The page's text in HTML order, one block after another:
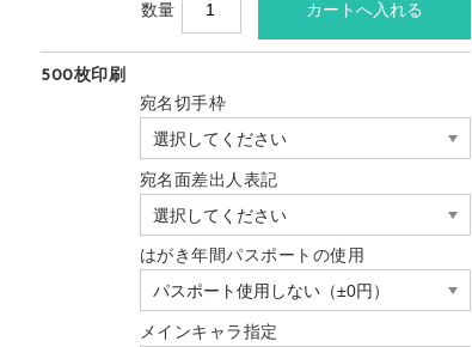
数量
500枚印刷
宛名切手枠
宛名面差出人表記
はがき年間パスポートの使用
メインキャラ指定